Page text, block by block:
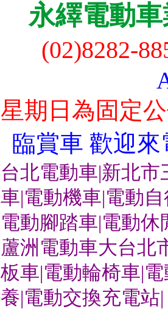
永繹電動
(02)8282-
星期日為固定
臨賞車 歡迎來
台北電動車|新北
車|電動機車|電動
電動腳踏車|電動休
蘆洲電動車大台北
板車|電動輪椅車|
養|電動交換充電站|